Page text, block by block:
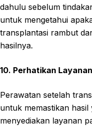
dahulu sebelum
untuk mengetahui
transplantasi rambut
hasilnya.
10. Perhatikan
Perawatan setelah
untuk memastikan
menyediakan layanan